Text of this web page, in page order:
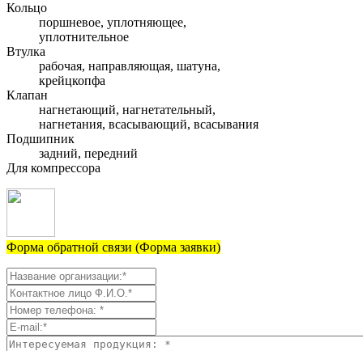
Кольцо
поршневое, уплотняющее,
уплотнительное
Втулка
рабочая, направляющая, шатуна,
крейцкопфа
Клапан
нагнетающий, нагнетательный,
нагнетания, всасывающий, всасывания
Подшипник
задний, передний
Для компрессора
Форма обратной связи (Форма заявки)